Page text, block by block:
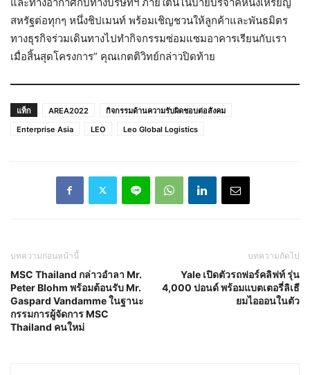
สหรัฐต่อทุกๆ หนึ่งชิปเมนท์ พร้อมเชิญชวนให้ลูกค้าและพันธมิตร
ทางธุรกิจร่วมเดินทางไปทำกิจกรรมซ่อมแซมอาคารเรียนกับเรา
เมื่อสิ้นสุดโครงการ” คุณเกตติวิทย์กล่าวปิดท้าย
แท็ก AREA2022
กิจกรรมด้านความรับผิดชอบต่อสังคม
Enterprise Asia
LEO Leo Global Logistics
บทความก่อนหน้านี้
MSC Thailand กล่าวอำลา Mr.
Peter Blohm พร้อมต้อนรับ Mr.
Gaspard Vandamme ในฐานะ
กรรมการผู้จัดการ MSC
Thailand คนใหม่
บทความถัดไป
Yale เปิดตัวรถฟอร์คลิฟท์ รุ่น
4,000 ปอนด์ ​พร้อมแบตเตอรี่ลิเธี
ยมไอออนในตัว